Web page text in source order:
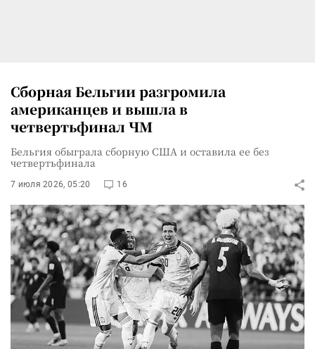
Сборная Бельгии разгромила
американцев и вышла в
четвертьфинал ЧМ
Бельгия обыграла сборную США и оставила ее без
четвертьфинала
7 июля 2026, 05:20 16